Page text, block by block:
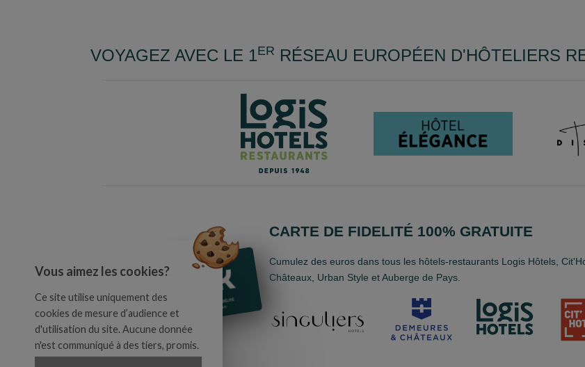
VOYAGEZ AVEC LE 1ER RÉSEAU EUROPÉEN D'HÔTELIERS
CARTE DE FIDELITÉ 100% GRATUITE
Cumulez des euros dans tous les hôtels-restaurants Logis Hôtels,
Châteaux, Urban Style et Auberge de Pays.
Vous aimez les cookies?
Ce site utilise uniquement des
cookies de mesure d’audience et
d'utilisation du site. Aucune donnée
n'est communiqué à des tiers, promis.